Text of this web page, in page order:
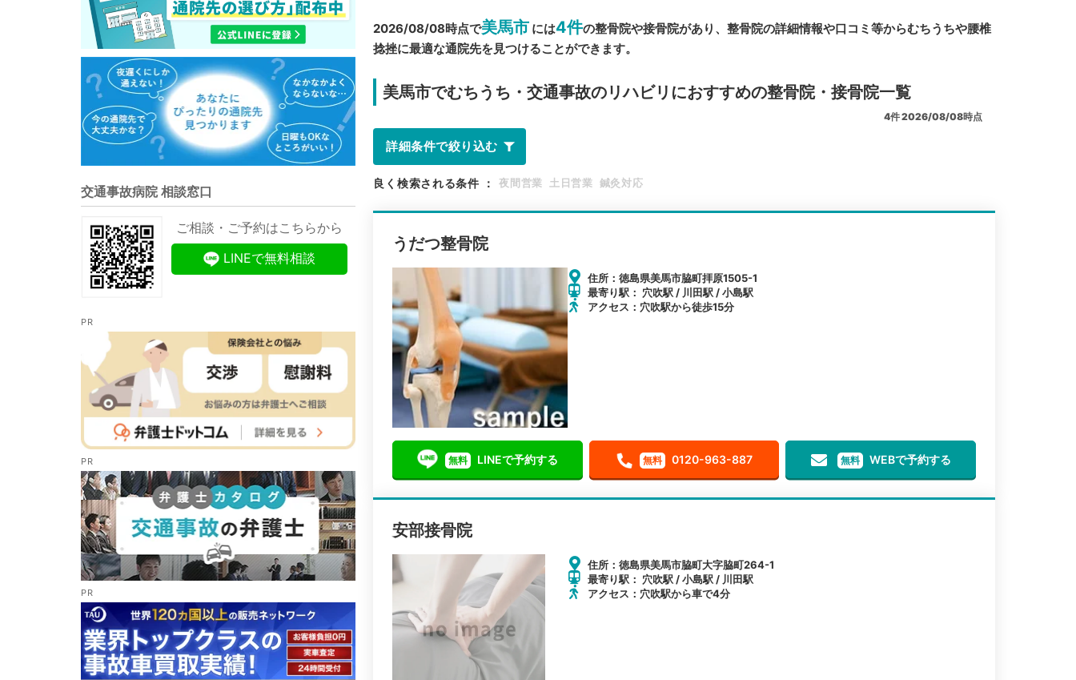
交通事故病院 相談窓口
ご相談・ご予約はこちらから
LINEで無料相談
2026/08/08時点で美馬市 には4件の整骨院や接骨院があり、整骨院の詳細情報や口コミ等からむちうちや腰椎
捻挫に最適な通院先を見つけることができます。
美馬市でむちうち・交通事故のリハビリにおすすめの整骨院・接骨院一覧
4件2026/08/08時点
詳細条件で絞り込む
良く検索される条件 ： 夜間営業 土日営業 鍼灸対応
うだつ整骨院
住所：徳島県美馬市脇町拝原1505-1
最寄り駅： 穴吹駅 / 川田駅 / 小島駅
アクセス：穴吹駅から徒歩15分
無料 LINEで予約する 無料 0120-963-887 無料 WEBで予約する
安部接骨院
住所：徳島県美馬市脇町大字脇町264-1
最寄り駅： 穴吹駅 / 小島駅 / 川田駅
アクセス：穴吹駅から車で4分